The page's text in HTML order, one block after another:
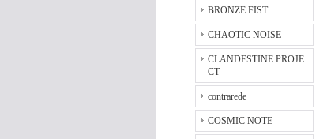
BRONZE FIST
CHAOTIC NOISE
CLANDESTINE PROJE
CT
contrarede
COSMIC NOTE